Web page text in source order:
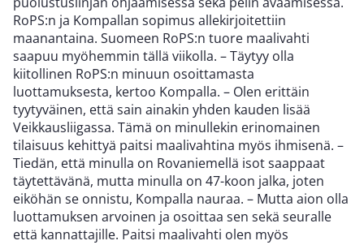
RoPS:n ja Kompallan sopimus allekirjoitettiin
maanantaina. Suomeen RoPS:n tuore maalivahti
saapuu myöhemmin tällä viikolla. – Täytyy olla
kiitollinen RoPS:n minuun osoittamasta
luottamuksesta, kertoo Kompalla. – Olen erittäin
tyytyväinen, että sain ainakin yhden kauden lisää
Veikkausliigassa. Tämä on minullekin erinomainen
tilaisuus kehittyä paitsi maalivahtina myös ihmisenä. –
Tiedän, että minulla on Rovaniemellä isot saappaat
täytettävänä, mutta minulla on 47-koon jalka, joten
eiköhän se onnistu, Kompalla nauraa. – Mutta aion olla
luottamuksen arvoinen ja osoittaa sen sekä seuralle
että kannattajille. Paitsi maalivahti olen myös